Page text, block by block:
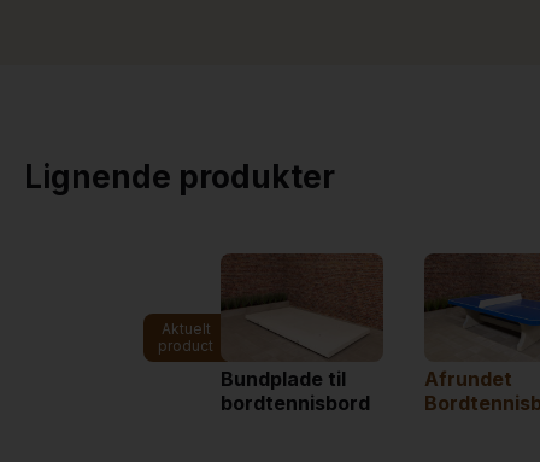
Lignende produkter
Aktuelt
product
Bundplade til
bordtennisbord
Afrundet